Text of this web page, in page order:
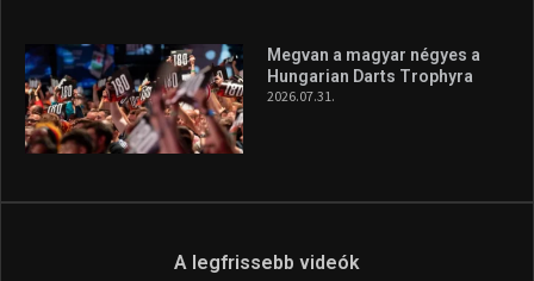
Megvan a magyar négyes a
Hungarian Darts Trophyra
2026.07.31.
A legfrissebb videók